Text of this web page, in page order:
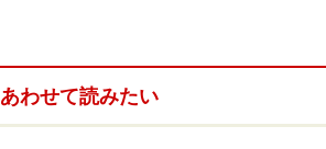
あわせて読みたい